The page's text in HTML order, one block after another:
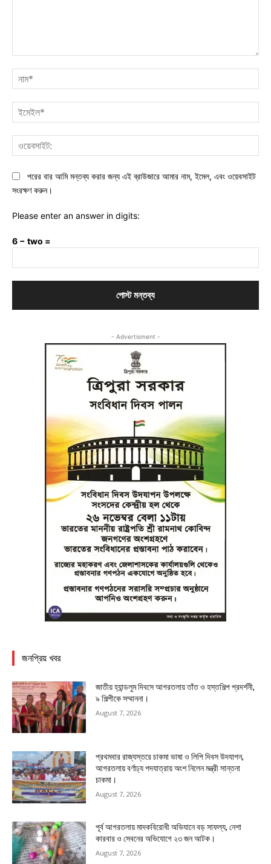
পরের বার আমি মন্তব্য করার জন্য এই ব্রাউজারে আমার নাম, ইমেল, এবং ওয়েবসাইট
সংরক্ষণ করুন।
Please enter an answer in digits:
6 − two =
- Advertisment -
জনপ্রিয় খবর
জাতীয় হ্যান্ডলুম দিবসে আগরতলায় তাঁত ও হস্তশিল্প প্রদর্শনী,
৯ শিল্পীকে সম্মাননা।
August 7, 2026
প্রথমবার রাজ্যস্তরে চাকমা ভাষা ও লিপি দিবস উদযাপন,
আগরতলায় বর্ণাঢ্য পদযাত্রায় অংশ নিলেন মন্ত্রী সান্তনা
চাকমা।
August 7, 2026
পূর্ব আগরতলায় মাদকবিরোধী অভিযানে বড় সাফল্য, নেশা
কারবার ও সেবনের অভিযোগে ২৩ জন আটক।
August 7, 2026